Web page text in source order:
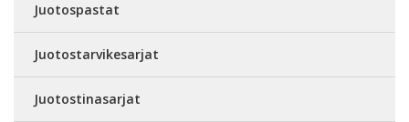
Juotospastat
Juotostarvikesarjat
Juotostinasarjat